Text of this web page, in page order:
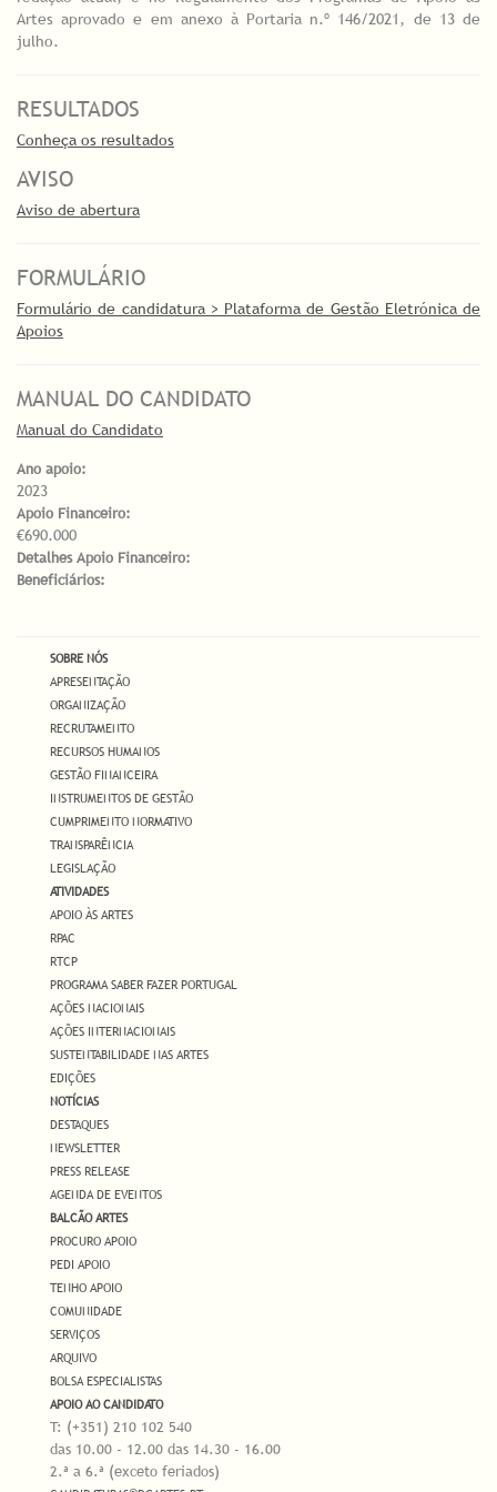
Artes aprovado e em anexo à Portaria n.º 146/2021, de 13 de
julho.
RESULTADOS
Conheça os resultados
AVISO
Aviso de abertura
FORMULÁRIO
Formulário de candidatura > Plataforma de Gestão Eletrónica de
Apoios
MANUAL DO CANDIDATO
Manual do Candidato
Ano apoio:
2023
Apoio Financeiro:
€690.000
Detalhes Apoio Financeiro:
Beneficiários:
SOBRE NÓS
APRESENTAÇÃO
ORGANIZAÇÃO
RECRUTAMENTO
RECURSOS HUMANOS
GESTÃO FINANCEIRA
INSTRUMENTOS DE GESTÃO
CUMPRIMENTO NORMATIVO
TRANSPARÊNCIA
LEGISLAÇÃO
ATIVIDADES
APOIO ÀS ARTES
RPAC
RTCP
PROGRAMA SABER FAZER PORTUGAL
AÇÕES NACIONAIS
AÇÕES INTERNACIONAIS
SUSTENTABILIDADE NAS ARTES
EDIÇÕES
NOTÍCIAS
DESTAQUES
NEWSLETTER
PRESS RELEASE
AGENDA DE EVENTOS
BALCÃO ARTES
PROCURO APOIO
PEDI APOIO
TENHO APOIO
COMUNIDADE
SERVIÇOS
ARQUIVO
BOLSA ESPECIALISTAS
APOIO AO CANDIDATO
T: (+351) 210 102 540
das 10.00 - 12.00 das 14.30 - 16.00
2.ª a 6.ª (exceto feriados)